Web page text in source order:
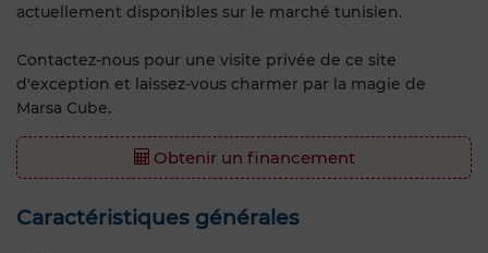
actuellement disponibles sur le marché tunisien.
Contactez-nous pour une visite privée de ce site
d'exception et laissez-vous charmer par la magie de
Marsa Cube.
Obtenir un financement
Caractéristiques générales